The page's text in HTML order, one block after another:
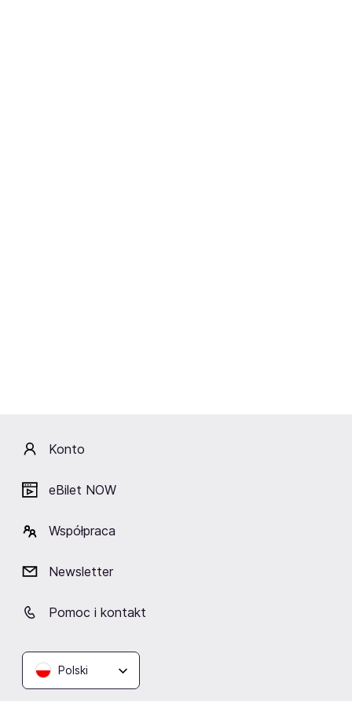
Konto
eBilet NOW
Współpraca
Newsletter
Pomoc i kontakt
Polski
Poznaj gwiazdy wieczoru:
widzów do lat 50. Inspirowana Marilyn Monroe i Złotą Erą
Hollywood, łączy klasykę z nowoczesnością. Jej
klimat.
i odrobiną brokatu.
zdobywczyni tytułu Królowej Klasycznej Burleski. Eteryczna i
Produkcja spektaklu – Pony Boy Burlesque